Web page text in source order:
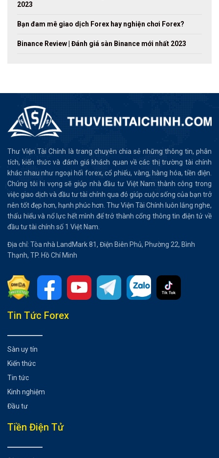
2023
Bạn đam mê giao dịch Forex hay nghiện chơi Forex?
Binance Review | Đánh giá sàn Binance mới nhất 2023
Thư Viện Tài Chính là trang chuyên chia sẻ những thông tin, phân
tích, kiến thức và đánh giá khách quan về các thị trường tài chính
khác nhau như ngoại hối forex, cổ phiếu, vàng, hàng hóa, tiền điện.
Chúng tôi hi vọng sẽ giúp nhà đầu tư Việt Nam thành công trong
việc giao dịch và đầu tư tài chính qua đó giúp cuộc sống của bạn trở
nên tốt đẹp hơn, hạnh phúc hơn. Thư Viện Tài Chính luôn lắng nghe,
thấu hiểu và nổ lực hết mình để trở thành cổng thông tin điện tử về
đầu tư tài chính số 1 Việt Nam.
Địa chỉ: Tòa nhà LandMark 81, Điện Biên Phủ, Phường 22, Bình
Thạnh, TP. Hồ Chí Minh
Tổng hợp bài viết
tệ của RBNZ lần trước:
Phe ủng hộ Chính sách tiền tệ thắt chặt/Tiềm năng
giảm giá đối với NZD
Các bản phát hành trước đây và ảnh hưởng của môi
Ngày 10 tháng 4 năm 2024
Ngày 28 tháng 2 năm 2024
Tin Tức Forex
Sàn uy tín
Kiến thức
Tin tức
Kinh nghiệm
Đầu tư
Tiền Điện Tử